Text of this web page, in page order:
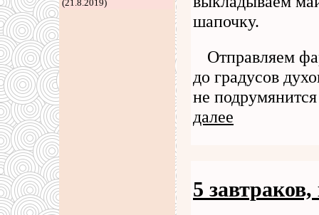
(21.8.2019)
шапочку.
Отправляем
до градусов
не
далее
5